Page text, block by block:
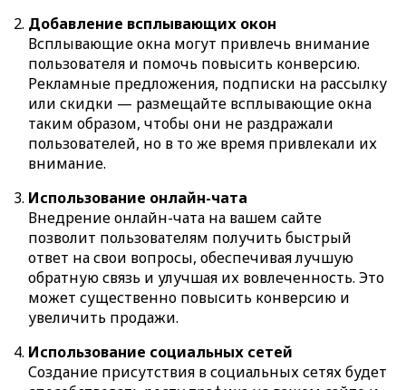
Добавление всплывающих окон
Всплывающие окна могут привлечь внимание
пользователя и помочь повысить конверсию.
Рекламные предложения, подписки на рассылку
или скидки — размещайте всплывающие окна
таким образом, чтобы они не раздражали
пользователей, но в то же время привлекали их
внимание.
Использование онлайн-чата
Внедрение онлайн-чата на вашем сайте
позволит пользователям получить быстрый
ответ на свои вопросы, обеспечивая лучшую
обратную связь и улучшая их вовлеченность. Это
может существенно повысить конверсию и
увеличить продажи.
Использование социальных сетей
Создание присутствия в социальных сетях будет